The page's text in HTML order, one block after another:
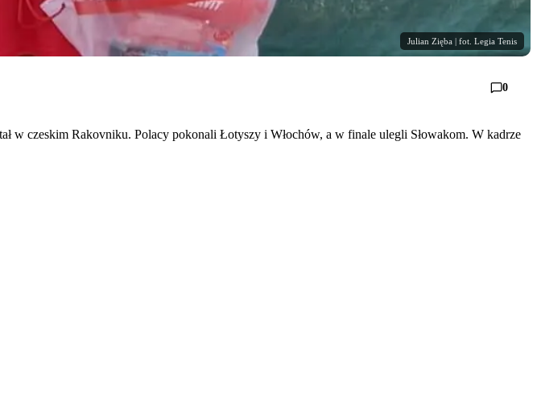
Julian Zięba | fot. Legia Tenis
0
w czeskim Rakovniku. Polacy pokonali Łotyszy i Włochów, a w finale ulegli Słowakom. W kadrze